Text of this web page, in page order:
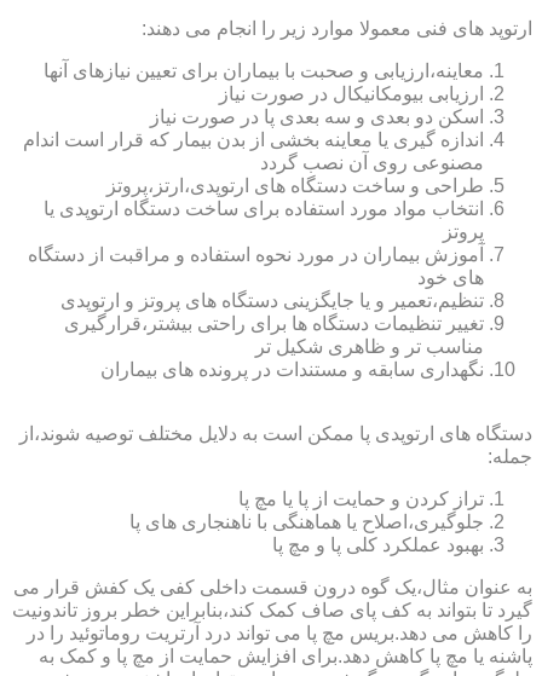
ارتوپد های فنی معمولا موارد زیر را انجام می دهند:
معاینه،ارزیابی و صحبت با بیماران برای تعیین نیازهای آنها
ارزیابی بیومکانیکال در صورت نیاز
اسکن دو بعدی و سه بعدی پا در صورت نیاز
اندازه گیری یا معاینه بخشی از بدن بیمار که قرار است اندام
مصنوعی روی آن نصب گردد
طراحی و ساخت دستگاه های ارتوپدی،ارتز،پروتز
انتخاب مواد مورد استفاده برای ساخت دستگاه ارتوپدی یا
پروتز
آموزش بیماران در مورد نحوه استفاده و مراقبت از دستگاه
های خود
تنظیم،تعمیر و یا جایگزینی دستگاه های پروتز و ارتوپدی
تغییر تنظیمات دستگاه ها برای راحتی بیشتر،قرارگیری
مناسب تر و ظاهری شکیل تر
نگهداری سابقه و مستندات در پرونده های بیماران
دستگاه های ارتوپدی پا ممکن است به دلایل مختلف توصیه شوند،از
جمله:
تراز کردن و حمایت از پا یا مچ پا
جلوگیری،اصلاح یا هماهنگی با ناهنجاری های پا
بهبود عملکرد کلی پا و مچ پا
به عنوان مثال،یک گوه درون قسمت داخلی کفی یک کفش قرار می
گیرد تا بتواند به کف پای صاف کمک کند،بنابراین خطر بروز تاندونیت
را کاهش می دهد.بریس مچ پا می تواند درد آرتریت روماتوئید را در
پاشنه یا مچ پا کاهش دهد.برای افزایش حمایت از مچ پا و کمک به